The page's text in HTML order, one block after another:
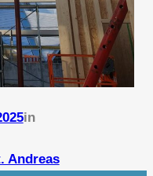
in
Andreas